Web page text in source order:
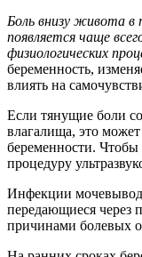
Боль внизу живота в
появляется чаще
физиологических
беременность,
влиять на
Если тянущие боли
влагалища, это
беременности.
процедуру
Инфекции
передающиеся через
причинами болевых